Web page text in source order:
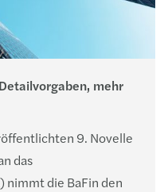
mehr
9. Novelle
das
nimmt die BaFin den